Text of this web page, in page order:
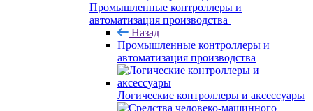
Промышленные контроллеры и
автоматизация производства
Назад
Промышленные контроллеры и
автоматизация производства
Логические контроллеры и аксессуары